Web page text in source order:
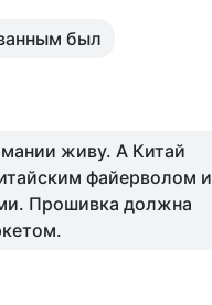
был
живу. А Китай
файерволом и
Прошивка должна